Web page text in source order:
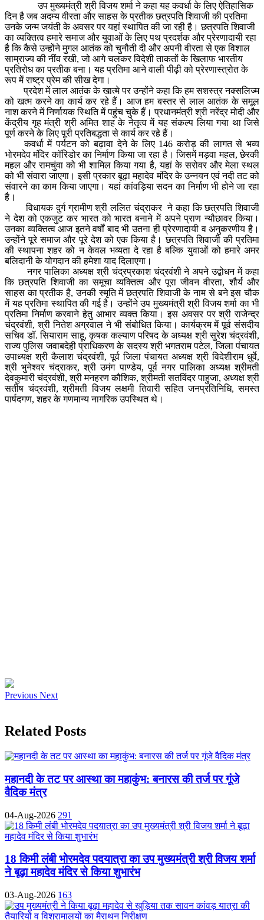
उप मुख्यमंत्री श्री विजय शर्मा ने कहा यह कवर्धा के लिए ऐतिहासिक
दिन है जब अदम्य वीरता और साहस के प्रतीक छत्रपति शिवाजी की प्रतिमा
उनके जन्म जयंती के अवसर पर यहां स्थापित की जा रही है। छत्रपति शिवाजी
का व्यक्तित्व हमारे समाज और युवाओं के लिए पथ प्रदर्शक और प्रेरणादायी रहा
है कि कैसे उन्होंने मुगल आतंक को चुनौती दी और अपनी वीरता से एक विशाल
साम्राज्य की नींव रखी, जो आगे चलकर विदेशी ताकतों के खिलाफ भारतीय
प्रतिरोध का प्रतीक बना। यह प्रतिमा आने वाली पीढ़ी को प्रेरणास्त्रोत के
रूप में राष्ट्र प्रेम की सीख देगा।
प्रदेश में लाल आतंक के खात्मे पर उन्होंने कहा कि हम सशस्त्र नक्सलिज्म
को खत्म करने का कार्य कर रहे हैं। आज हम बस्तर से लाल आतंक के समूल
नाश करने में निर्णायक स्थिति में पहुंच चुके हैं। प्रधानमंत्री श्री नरेंद्र मोदी और
केंद्रीय गृह मंत्री श्री अमित शाह के नेतृत्व में यह संकल्प लिया गया था जिसे
पूर्ण करने के लिए पूरी प्रतिबद्धता से कार्य कर रहे हैं।
कवर्धा में पर्यटन को बढ़ावा देने के लिए 146 करोड़ की लागत से भव्य
भोरमदेव मंदिर कॉरिडोर का निर्माण किया जा रहा है। जिसमें मड़वा महल, छेरकी
महल और रामचुंवा को भी शामिल किया गया है, यहां के सरोवर और मेला स्थल
को भी संवारा जाएगा। इसी प्रकार बूढ़ा महादेव मंदिर के उन्नयन एवं नदी तट को
संवारने का काम किया जाएगा। यहां कांवड़िया सदन का निर्माण भी होने जा रहा
है।
विधायक दुर्ग ग्रामीण श्री ललित चंद्राकर ने कहा कि छत्रपति शिवाजी
ने देश को एकजुट कर भारत को भारत बनाने में अपने प्राण न्यौछावर किया।
उनका व्यक्तित्व आज इतने वर्षों बाद भी उतना ही प्रेरणादायी व अनुकरणीय है।
उन्होंने पूरे समाज और पूरे देश को एक किया है। छत्रपति शिवाजी की प्रतिमा
की स्थापना शहर को न केवल भव्यता दे रहा है बल्कि युवाओं को हमारे अमर
बलिदानी के योगदान की हमेशा याद दिलाएगा।
नगर पालिका अध्यक्ष श्री चंद्रप्रकाश चंद्रवंशी ने अपने उद्बोधन में कहा
कि छत्रपति शिवाजी का समूचा व्यक्तित्व और पूरा जीवन वीरता, शौर्य और
साहस का प्रतीक है, उनकी स्मृति में छत्रपति शिवाजी के नाम से बने इस चौक
में यह प्रतिमा स्थापित की गई है। उन्होंने उप मुख्यमंत्री श्री विजय शर्मा का भी
प्रतिमा निर्माण करवाने हेतु आभार व्यक्त किया। इस अवसर पर श्री राजेन्द्र
चंद्रवंशी, श्री नितेश अग्रवाल ने भी संबोधित किया। कार्यक्रम में पूर्व संसदीय
सचिव डॉ. सियाराम साहू, कृषक कल्याण परिषद के अध्यक्ष श्री सुरेश चंद्रवंशी,
राज्य पुलिस जवाबदेही प्राधिकरण के सदस्य श्री भगतराम पटेल, जिला पंचायत
उपाध्यक्ष श्री कैलाश चंद्रवंशी, पूर्व जिला पंचायत अध्यक्ष श्री विदेशीराम धुर्वे,
श्री भुनेश्वर चंद्राकर, श्री उमंग पाण्डेय, पूर्व नगर पालिका अध्यक्ष श्रीमती
देवकुमारी चंद्रवंशी, श्री मनहरण कौशिक, श्रीमती सतविंदर पाहुजा, अध्यक्ष श्री
सतीष चंद्रवंशी, श्रीमती विजय लक्षमी तिवारी सहित जनप्रतिनिधि, समस्त
पार्षदगण, शहर के गणमान्य नागरिक उपस्थित थे।
Previous Next
Related Posts
महानदी के तट पर आस्था का महाकुंभ: बनारस की तर्ज पर गूंजे
वैदिक मंत्र
04-Aug-2026 291
18 किमी लंबी भोरमदेव पदयात्रा का उप मुख्यमंत्री श्री विजय शर्मा
ने बूढ़ा महादेव मंदिर से किया शुभारंभ
03-Aug-2026 163